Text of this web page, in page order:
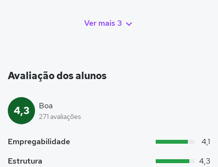
Ver mais 3
Avaliação dos alunos
4,3 Boa
271 avaliações
Empregabilidade
4,1
Estrutura
4,3